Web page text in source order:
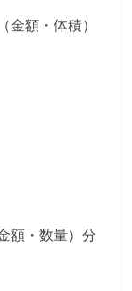
金額・体積）
額・数量）分